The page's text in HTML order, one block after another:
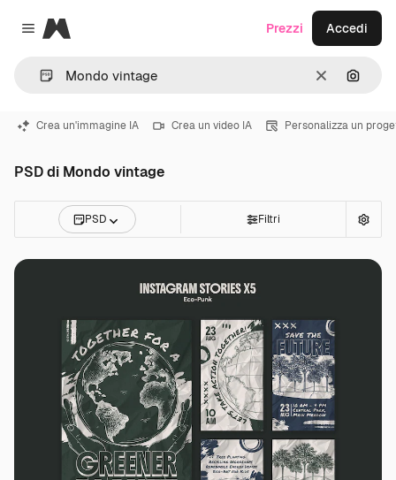
Close menu
Magnific
CancellaCerca
Prezzi Accedi
Crea un'immagine IA Crea un video IA Personalizza un
PSD di Mondo vintage
PSD Filtri